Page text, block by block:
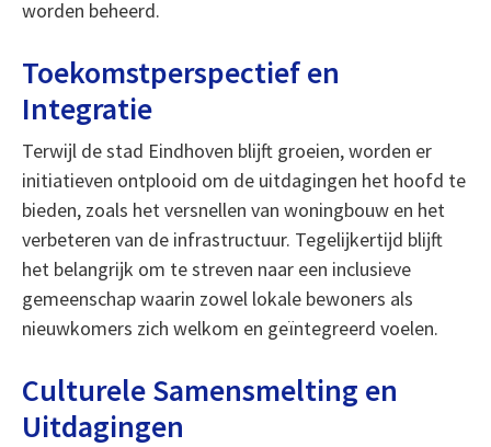
worden beheerd.
Toekomstperspectief en
Integratie
Terwijl de stad Eindhoven blijft groeien, worden er
initiatieven ontplooid om de uitdagingen het hoofd te
bieden, zoals het versnellen van woningbouw en het
verbeteren van de infrastructuur. Tegelijkertijd blijft
het belangrijk om te streven naar een inclusieve
gemeenschap waarin zowel lokale bewoners als
nieuwkomers zich welkom en geïntegreerd voelen.
Culturele Samensmelting en
Uitdagingen